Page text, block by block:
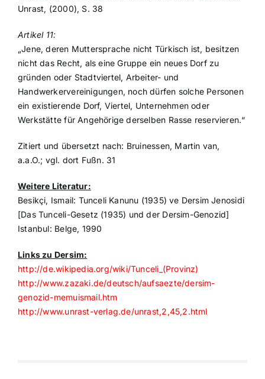
Unrast, (2000), S. 38
Artikel 11:
„Jene, deren Muttersprache nicht Türkisch ist, besitzen
nicht das Recht, als eine Gruppe ein neues Dorf zu
gründen oder Stadtviertel, Arbeiter- und
Handwerkervereinigungen, noch dürfen solche Personen
ein existierende Dorf, Viertel, Unternehmen oder
Werkstätte für Angehörige derselben Rasse reservieren.“
Zitiert und übersetzt nach: Bruinessen, Martin van,
a.a.O.; vgl. dort Fußn. 31
Weitere Literatur:
Besikçi, Ismail: Tunceli Kanunu (1935) ve Dersim Jenosidi
[Das Tunceli-Gesetz (1935) und der Dersim-Genozid]
Istanbul: Belge, 1990
Links zu Dersim:
http://de.wikipedia.org/wiki/Tunceli_(Provinz)
http://www.zazaki.de/deutsch/aufsaezte/dersim-
genozid-memuismail.htm
http://www.unrast-verlag.de/unrast,2,45,2.html